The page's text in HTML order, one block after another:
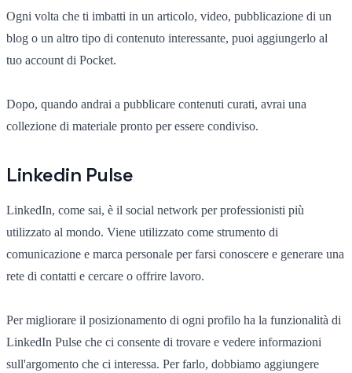
Ogni volta che ti imbatti in un articolo, video, pubblicazione di un
blog o un altro tipo di contenuto interessante, puoi aggiungerlo al
tuo account di Pocket.
Dopo, quando andrai a pubblicare contenuti curati, avrai una
collezione di materiale pronto per essere condiviso.
Linkedin Pulse
LinkedIn, come sai, è il social network per professionisti più
utilizzato al mondo. Viene utilizzato come strumento di
comunicazione e marca personale per farsi conoscere e generare una
rete di contatti e cercare o offrire lavoro.
Per migliorare il posizionamento di ogni profilo ha la funzionalità di
LinkedIn Pulse che ci consente di trovare e vedere informazioni
sull'argomento che ci interessa. Per farlo, dobbiamo aggiungere